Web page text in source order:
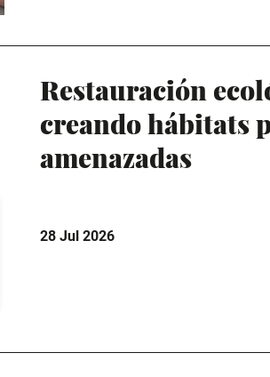
Restauración
creando hábitats
amenazadas
28 Jul 2026